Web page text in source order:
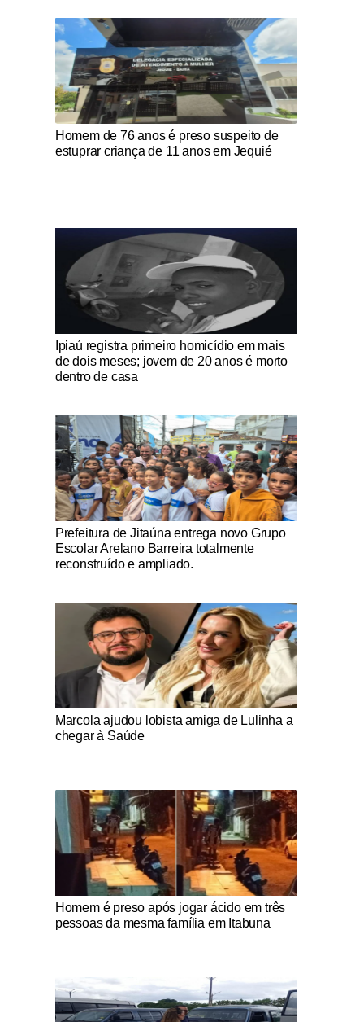
Notícias Católicas
Homem de 76 anos é preso suspeito de
estuprar criança de 11 anos em Jequié
Notícias Católicas
Ipiaú registra primeiro homicídio em mais
de dois meses; jovem de 20 anos é morto
dentro de casa
Notícias Católicas
Prefeitura de Jitaúna entrega novo Grupo
Escolar Arelano Barreira totalmente
reconstruído e ampliado.
Notícias Católicas
Marcola ajudou lobista amiga de Lulinha a
chegar à Saúde
Notícias Católicas
Homem é preso após jogar ácido em três
pessoas da mesma família em Itabuna